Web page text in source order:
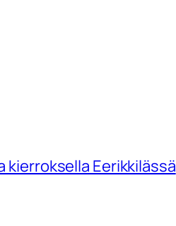
kierroksella Eerikkilässä